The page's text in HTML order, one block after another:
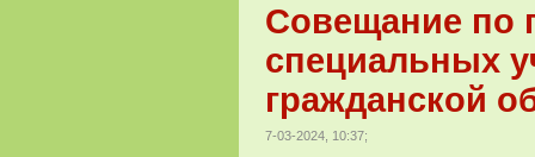
Совещание по
специальных
гражданской
7-03-2024, 10:37;